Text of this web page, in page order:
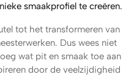
smaakprofiel te creëren.
tot het transformeren van
Dus wees niet
wat pit en smaak toe aan
door de veelzijdigheid